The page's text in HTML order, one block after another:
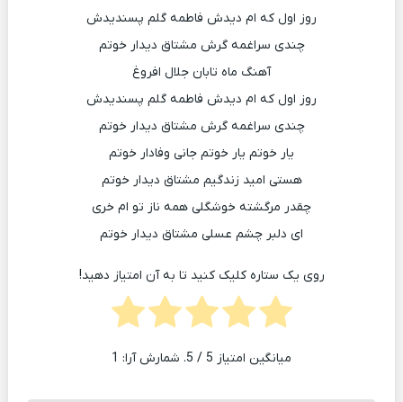
روز اول که ام دیدش فاطمه گلم پسندیدش
چندی سراغمه گرش مشتاق دیدار خوتم
آهنگ ماه تابان جلال افروغ
روز اول که ام دیدش فاطمه گلم پسندیدش
چندی سراغمه گرش مشتاق دیدار خوتم
یار خوتم یار خوتم جانی وفادار خوتم
هستی امید زندگیم مشتاق دیدار خوتم
چقدر مرگشته خوشگلی همه ناز تو ام خری
ای دلبر چشم عسلی مشتاق دیدار خوتم
روی یک ستاره کلیک کنید تا به آن امتیاز دهید!
میانگین امتیاز 5 / 5. شمارش آرا: 1